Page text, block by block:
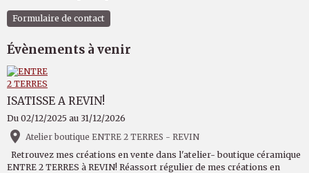
Formulaire de contact
Évènements à venir
ISATISSE A REVIN!
Du 02/12/2025 au 31/12/2026
Atelier boutique ENTRE 2 TERRES - REVIN
Retrouvez mes créations en vente dans l'atelier- boutique céramique
ENTRE 2 TERRES à REVIN! Réassort régulier de mes créations en